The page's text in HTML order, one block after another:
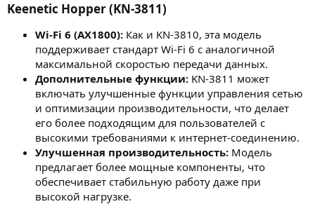
Keenetic Hopper (KN-3811)​
Wi-Fi 6 (AX1800): Как и KN-3810, эта модель
поддерживает стандарт Wi-Fi 6 с аналогичной
максимальной скоростью передачи данных.
Дополнительные функции: KN-3811 может
включать улучшенные функции управления сетью
и оптимизации производительности, что делает
его более подходящим для пользователей с
высокими требованиями к интернет-соединению.
Улучшенная производительность: Модель
предлагает более мощные компоненты, что
обеспечивает стабильную работу даже при
высокой нагрузке.